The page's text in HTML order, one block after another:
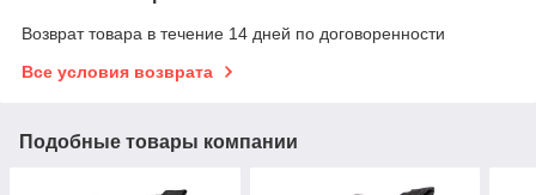
Возврат товара в течение 14 дней по договоренности
Все условия возврата
Подобные товары компании